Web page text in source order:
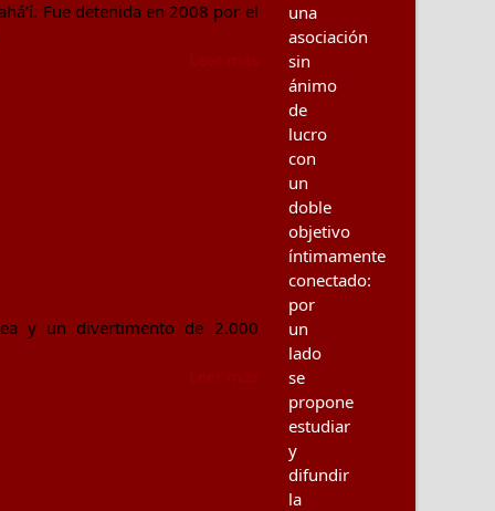
Fue detenida en 2008 por el
y un divertimento de 2.000
una
asociación
sin
ánimo
de
lucro
con
un
doble
objetivo
íntimamente
conectado:
por
un
lado
se
propone
estudiar
y
difundir
la